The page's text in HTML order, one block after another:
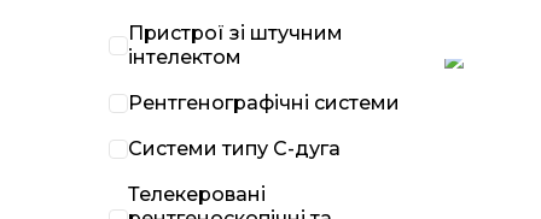
Пристрої зі штучним
інтелектом
Рентгенографічні системи
Системи типу С-дуга
Телекеровані